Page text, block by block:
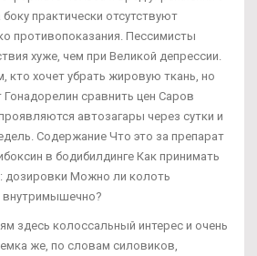
практически отсутствуют
противопоказания. Пессимисты
хуже, чем при Великой депрессии.
кто хочет убрать жировую ткань, но
сравнить цен Саров
автозагары через сутки и
Содержание Что это за препарат
в бодибилдинге Как принимать
дозировки Можно ли колоть
внутримышечно?
здесь колоссальный интерес и очень
же, по словам силовиков,